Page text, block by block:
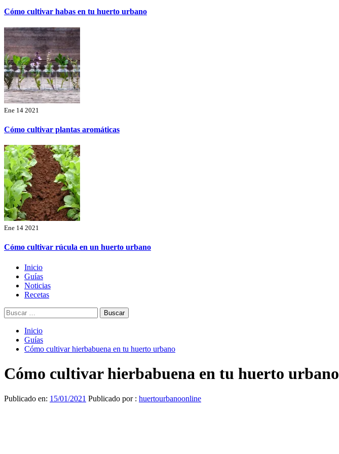
Cómo cultivar habas en tu huerto urbano
Ene 14 2021
Cómo cultivar plantas aromáticas
Ene 14 2021
Cómo cultivar rúcula en un huerto urbano
Menú
principal
Inicio
Guías
Noticias
Recetas
Buscar:
Inicio
Guías
Cómo cultivar hierbabuena en tu huerto urbano
Cómo cultivar hierbabuena en tu huerto urbano
Publicado en: 15/01/2021 Publicado por : huertourbanoonline